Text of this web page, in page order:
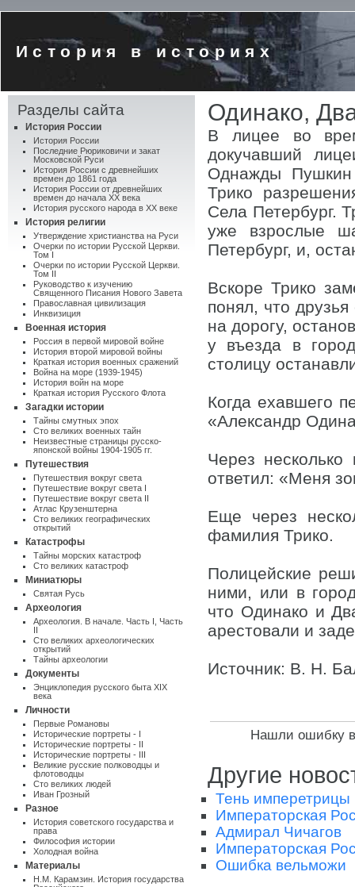
История в историях
Разделы сайта
История России
История России
Последние Рюриковичи и закат
Московской Руси
История России с древнейших
времен до 1861 года
История России от древнейших
времен до начала XX века
История русского народа в XX веке
История религии
Утверждение христианства на Руси
Очерки по истории Русской Церкви.
Том I
Очерки по истории Русской Церкви.
Том II
Руководство к изучению
Священного Писания Нового Завета
Православная цивилизация
Инквизиция
Военная история
Россия в первой мировой войне
История второй мировой войны
Краткая история военных сражений
Война на море (1939-1945)
История войн на море
Краткая история Русского Флота
Загадки истории
Тайны смутных эпох
Сто великих военных тайн
Неизвестные страницы русско-
японской войны 1904-1905 гг.
Путешествия
Путешествия вокруг света
Путешествие вокруг света I
Путешествие вокруг света II
Атлас Крузенштерна
Cто великих географических
открытий
Катастрофы
Тайны морских катастроф
Сто великих катастроф
Миниатюры
Святая Русь
Археология
Археология. В начале. Часть I Часть
II
Сто великих археологических
открытий
Тайны археологии
Документы
Энциклопедия русского быта XIX
века
Личности
Первые Романовы
Исторические портреты - I
Исторические портреты - II
Исторические портреты - III
Великие русские полководцы и
флотоводцы
Сто великих людей
Иван Грозный
Разное
Истоpия советского государства и
пpава
Философия истории
Холодная война
Материалы
Н.М. Карамзин. История государства
Одинако,
В лицее во
докучавший
Однажды Пушкин
Трико
Села Петербург.
уже взрослые
Петербург, и,
Вскоре Трико
понял, что
на дорогу,
у въезда в
столицу
Когда ехавшего
«Александр
Через
ответил: «Меня
Еще через
фамилия Трико.
Полицейские
ними, или в
что Одинако и
арестовали и
Источник: В. Н.
Нашли ошибку в
Другие
Тень имперетрицы
Императорская
Адмирал Чичагов
Императорская
Ошибка вельможи